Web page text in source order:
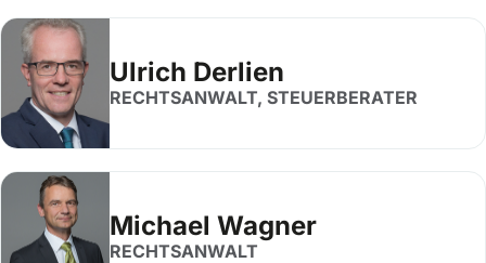
Ulrich Derlien
RECHTSANWALT, STEUERBERATER
Michael Wagner
RECHTSANWALT